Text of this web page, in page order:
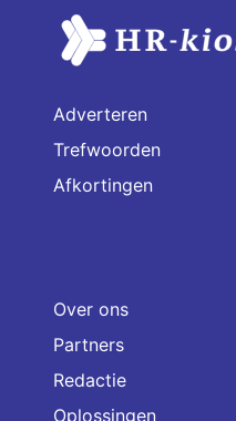
Adverteren
Trefwoorden
Afkortingen
Over ons
Partners
Redactie
Oplossingen